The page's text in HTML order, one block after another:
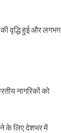
वृद्धि हुई और लगभग
नागरिकों को
के लिए देशभर में